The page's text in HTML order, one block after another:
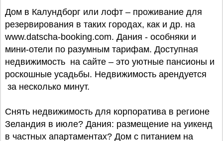
Дом в Калундборг или лофт – проживание для
резервирования в таких городах, как и др. на
www.datscha-booking.com. Дания - особняки и
мини-отели по разумным тарифам. Доступная
недвижимость на сайте – это уютные пансионы и
роскошные усадьбы. Недвижимость арендуется
за несколько минут.
Снять недвижимость для корпоратива в регионе
Зеландия в июле? Дания: размещение на уикенд
в частных апартаментах? Дом с питанием на